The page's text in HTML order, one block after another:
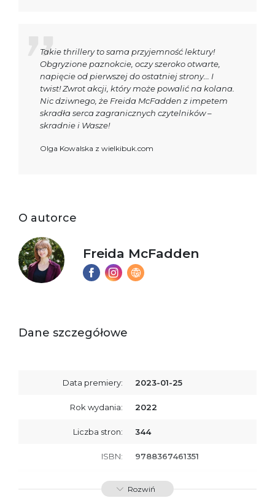
Takie thrillery to sama przyjemność lektury!
Obgryzione paznokcie, oczy szeroko otwarte,
napięcie od pierwszej do ostatniej strony... I
twist! Zwrot akcji, który może powalić na kolana.
Nic dziwnego, że Freida McFadden z impetem
skradła serca zagranicznych czytelników –
skradnie i Wasze!
Olga Kowalska z wielkibuk.com
O autorce
Freida McFadden
Dane szczegółowe
Data premiery: 2023-01-25
Rok wydania: 2022
Liczba stron: 344
ISBN: 9788367461351
SKU: E800257
Rozwiń